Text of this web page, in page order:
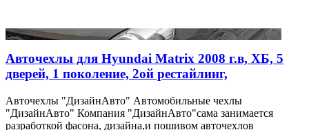
Авточехлы для Hyundai Matrix 2008 г.в, ХБ, 5
дверей, 1 поколение, 2ой рестайлинг,
Авточехлы "ДизайнАвто" Автомобильные чехлы
"ДизайнАвто" Компания "ДизайнАвто"сама занимается
разработкой фасона, дизайна,и пошивом авточехлов